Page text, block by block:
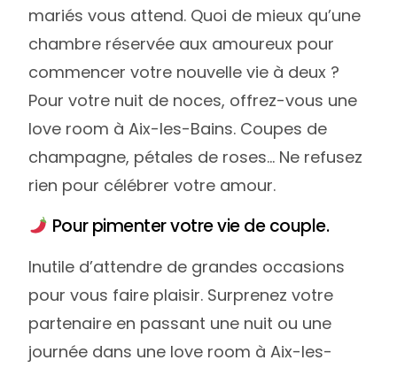
mariés vous attend. Quoi de mieux qu’une
chambre réservée aux amoureux pour
commencer votre nouvelle vie à deux ?
Pour votre nuit de noces, offrez-vous une
love room à Aix-les-Bains. Coupes de
champagne, pétales de roses… Ne refusez
rien pour célébrer votre amour.
Pour pimenter votre vie de couple.
Inutile d’attendre de grandes occasions
pour vous faire plaisir. Surprenez votre
partenaire en passant une nuit ou une
journée dans une love room à Aix-les-